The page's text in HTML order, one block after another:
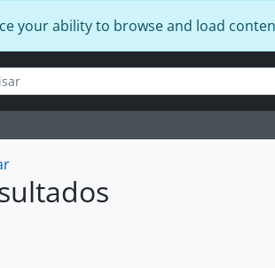
your ability to browse and load